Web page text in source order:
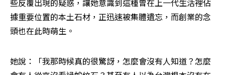
些反覆出現的疑惑，讓她意識到這種曾在上一代生活裡佔
據重要位置的本土石材，正迅速被集體遺忘，而創業的念
頭也在此時萌生。
她說：「我那時候真的很驚訝，怎麼會沒有人知道？怎麼